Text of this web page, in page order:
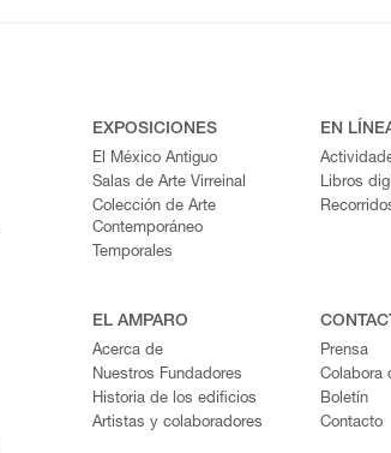
EXPOSICIONES
El México Antiguo
Salas de Arte Virreinal
Colección de Arte
Contemporáneo
Temporales
EN
Libros
EL AMPARO
Acerca de
Nuestros Fundadores
Historia de los edificios
Artistas y colaboradores
Prensa
Colabora
Boletín
Contacto